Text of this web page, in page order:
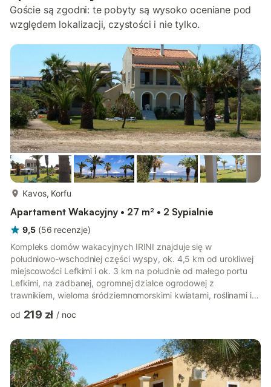
Goście są zgodni: te pobyty są wysoko oceniane pod
względem lokalizacji, czystości i nie tylko.
Kavos, Korfu
Apartament Wakacyjny • 27 m² • 2 Sypialnie
9,5 (56 recenzje)
Kompleks domów wakacyjnych IRINI znajduje się w
południowo-wschodniej części wyspy, ok. 4,5 km od urokliwej
miejscowości Lefkimi i ok. 3 km na południe od małego portu
Lefkimi, na zadbanej, ogromnej działce ogrodowej z
trawnikiem, wieloma śródziemnomorskimi kwiatami, roślinami i
ustawionych jeden za drugim, oraz prostopadłego do nich,
morza, na parterze znajdują się dwa studia. Mieszkanie na
piętrze jest wykorzystywane przez parę właścicieli jako
mieszkanie wakacyjne. W drugim rzędzi...
od 219 zł / noc